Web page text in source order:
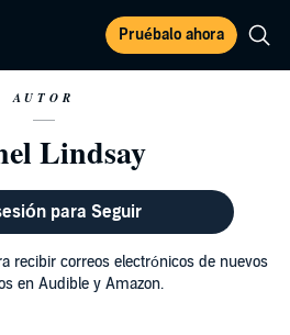
Pruébalo ahora
AUTOR
Lindsay
para Seguir
recibir correos electrónicos de nuevos
en Audible y Amazon.